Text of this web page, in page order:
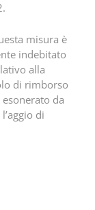
misura è
indebitato
alla
di rimborso
da
di